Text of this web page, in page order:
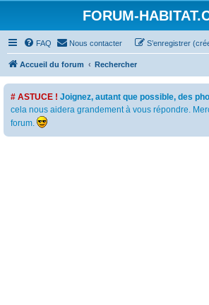
FORUM-
FAQ Nous contacter S’enregistrer
Accueil du forum Rechercher
# ASTUCE ! Joignez, autant que possible, des
cela nous aidera grandement à vous répondre.
forum.